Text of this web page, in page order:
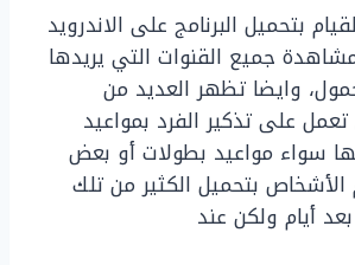
بتحميل البرنامج على الاندرويد
جميع القنوات التي يريدها
وايضا تظهر العديد من
على تذكير الفرد بمواعيد
سواء مواعيد بطولات أو بعض
الأشخاص بتحميل الكثير من تلك
أيام ولكن عند